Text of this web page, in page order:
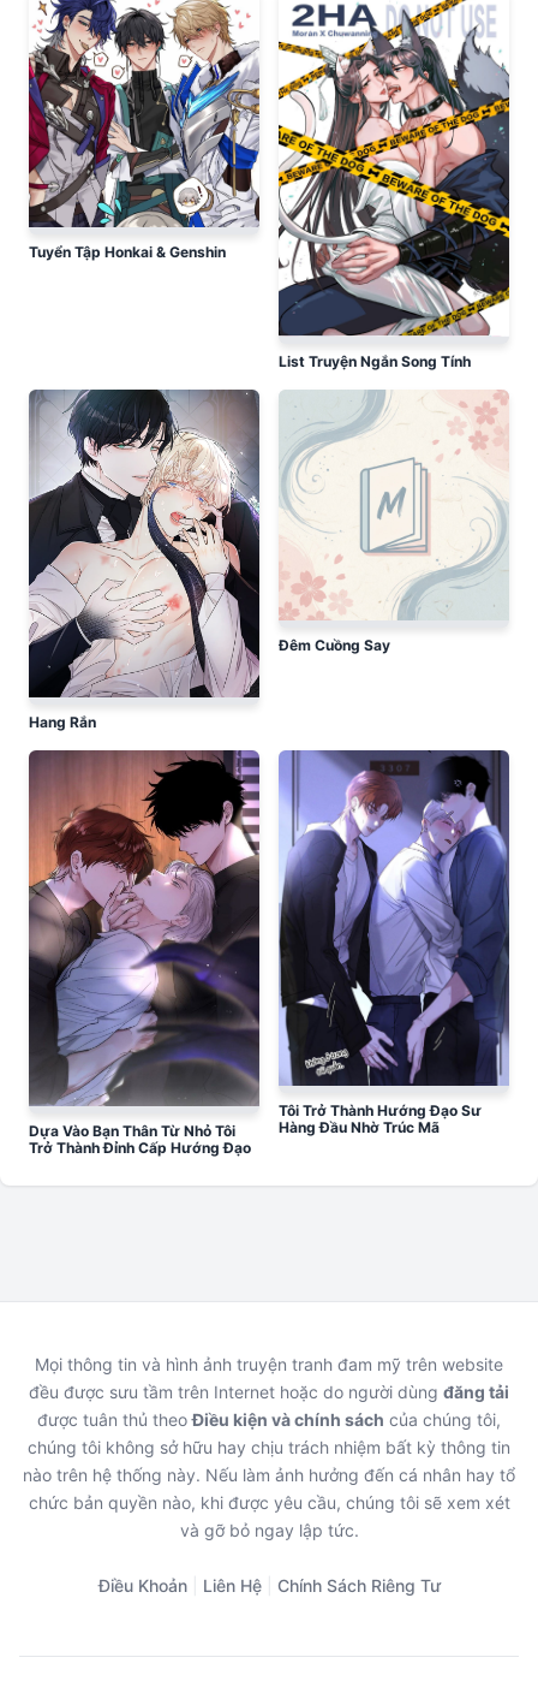
Tuyển Tập Honkai & Genshin
List Truyện Ngắn Song Tính
Hang Rắn
Đêm Cuồng Say
Dựa Vào Bạn Thân Từ Nhỏ Tôi
Trở Thành Đỉnh Cấp Hướng Đạo
Tôi Trở Thành Hướng Đạo Sư
Hàng Đầu Nhờ Trúc Mã
Mọi thông tin và hình ảnh truyện tranh đam mỹ trên website
đều được sưu tầm trên Internet hoặc do người dùng đăng tải
được tuân thủ theoĐiều kiện và chính sách của chúng tôi,
chúng tôi không sở hữu hay chịu trách nhiệm bất kỳ thông tin
nào trên hệ thống này. Nếu làm ảnh hưởng đến cá nhân hay tổ
chức bản quyền nào, khi được yêu cầu, chúng tôi sẽ xem xét
và gỡ bỏ ngay lập tức.
Điều Khoản Liên Hệ Chính Sách Riêng Tư